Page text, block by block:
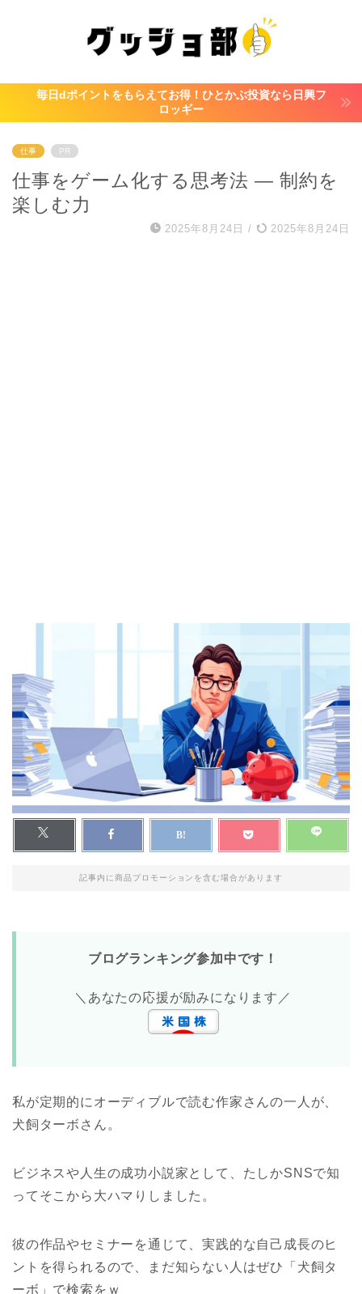
毎日dポイントをもらえてお得！ひとかぶ投資なら日興フ
ロッギー
仕事 PR
仕事をゲーム化する思考法 ― 制約を
楽しむ力
2025年8月24日 / 2025年8月24日
記事内に商品プロモーションを含む場合があります
ブログランキング参加中です！
＼あなたの応援が励みになります／
私が定期的にオーディブルで読む作家さんの一人が、
犬飼ターボさん。
ビジネスや人生の成功小説家として、たしかSNSで知
ってそこから大ハマりしました。
彼の作品やセミナーを通じて、実践的な自己成長のヒ
ントを得られるので、まだ知らない人はぜひ「犬飼タ
ーボ」で検索をｗ